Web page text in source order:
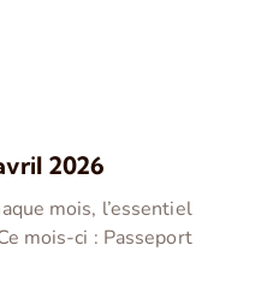
2026
mois, l’essentiel
mois-ci : Passeport